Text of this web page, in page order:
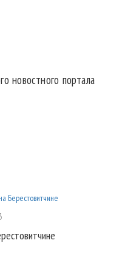
новостного портала